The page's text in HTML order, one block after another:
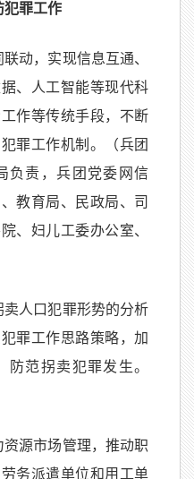
罪工作
动，实现信息互通、
、人工智能等现代科
作等传统手段，不断
罪工作机制。（兵团
负责，兵团党委网信
教育局、民政局、司
、妇儿工委办公室、
卖人口犯罪形势的分析
罪工作思路策略，加
范拐卖犯罪发生。
资源市场管理，推动职
务派遣单位和用工单